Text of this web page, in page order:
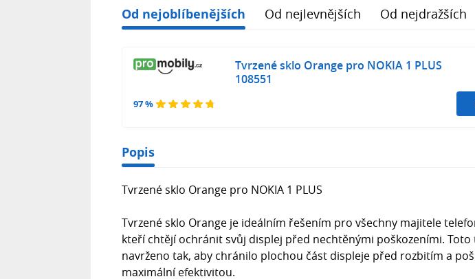
Od nejoblíbenějších Od nejlevnějších Od nejdražších
97 %
Tvrzené sklo Orange pro NOKIA 1 PLUS
108551
Popis
Tvrzené sklo Orange pro NOKIA 1 PLUS
Tvrzené sklo Orange je ideálním řešením pro všechny majitele
kteří chtějí ochránit svůj displej před nechtěnými poškozeními. Toto
navrženo tak, aby chránilo plochou část displeje před rozbitím a
maximální efektivitou.